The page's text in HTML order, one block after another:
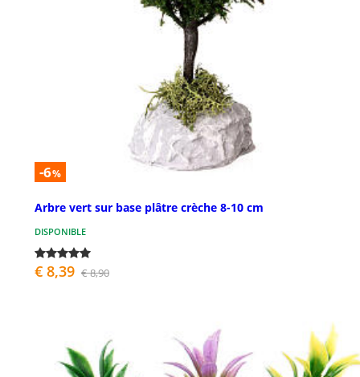
-6%
Arbre vert sur base plâtre crèche 8-10 cm
DISPONIBLE
€ 8,39 € 8,90